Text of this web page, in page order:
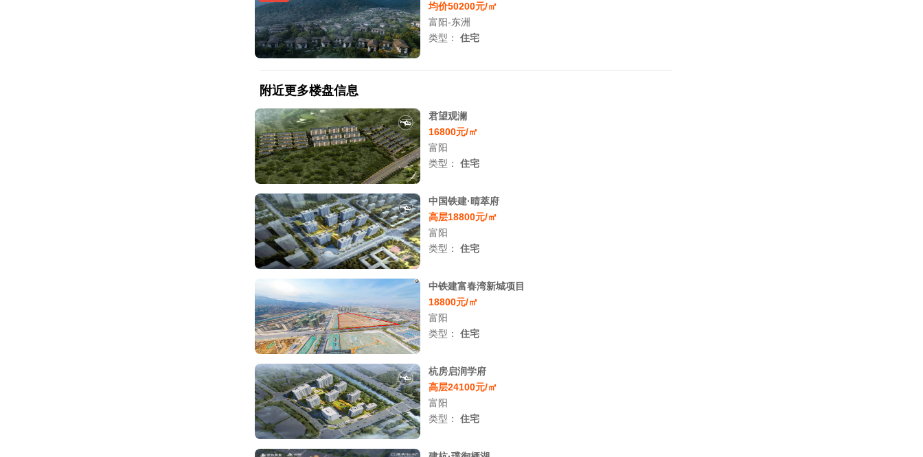
均价50200元/㎡
富阳-东洲
类型： 住宅
附近更多楼盘信息
君望观澜
16800元/㎡
富阳
类型： 住宅
中国铁建·晴萃府
高层18800元/㎡
富阳
类型： 住宅
中铁建富春湾新城项目
18800元/㎡
富阳
类型： 住宅
杭房启润学府
高层24100元/㎡
富阳
类型： 住宅